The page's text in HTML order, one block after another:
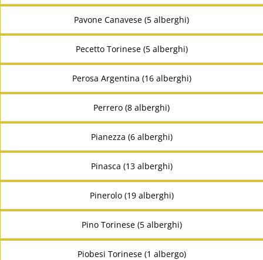
Pavone Canavese (5 alberghi)
Pecetto Torinese (5 alberghi)
Perosa Argentina (16 alberghi)
Perrero (8 alberghi)
Pianezza (6 alberghi)
Pinasca (13 alberghi)
Pinerolo (19 alberghi)
Pino Torinese (5 alberghi)
Piobesi Torinese (1 albergo)